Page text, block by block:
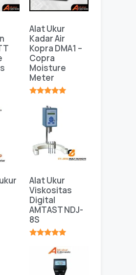
Alat Ukur
Kadar Air
Kopra DMA1 –
Copra
Moisture
Meter
Alat Ukur
Viskositas
Digital
AMTAST NDJ-
8S